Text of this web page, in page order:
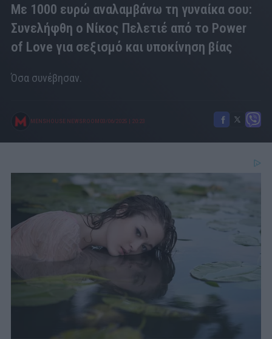
Mε 1000 ευρώ αναλαμβάνω τη γυναίκα σου:
Συνελήφθη ο Νίκος Πελετιέ από το Power
of Love για σεξισμό και υποκίνηση βίας
Όσα συνέβησαν.
MENSHOUSE NEWSROOM 03/06/2025 20:23